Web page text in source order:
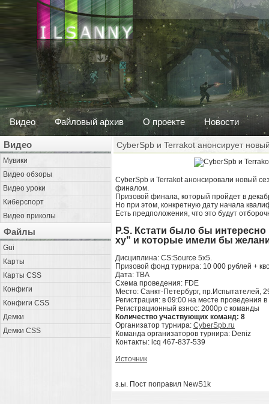
Видео Файловый архив О проекте Новости
Видео
Мувики
Видео обзоры
Видео уроки
Киберспорт
Видео приколы
Файлы
Gui
Карты
Карты CSS
Конфиги
Конфиги CSS
Демки
Демки CSS
CyberSpb и Terrakot анонсирует
CyberSpb и Terrakot анонсировали новый
финалом.
Призовой финала, который пройдет в
Но при этом, конкретную дату начала
Есть предположения, что это будут
P.S. Кстати было бы
ху" и которые имели бы
Дисциплина: CS:Source 5х5.
Призовой фонд турнира: 10 000 рублей +
Дата: TBA
Схема проведения: FDE
Место: Санкт-Петербург, пр.Испытателей,
Регистрация: в 09:00 на месте проведения
Регистрационный взнос: 2000р с команды
Количество участвующих команд: 8
Организатор турнира: CyberSpb.ru
Команда организаторов турнира: Deniz
Контакты: icq 467-837-539
Источник
з.ы. Пост поправил NewS1k